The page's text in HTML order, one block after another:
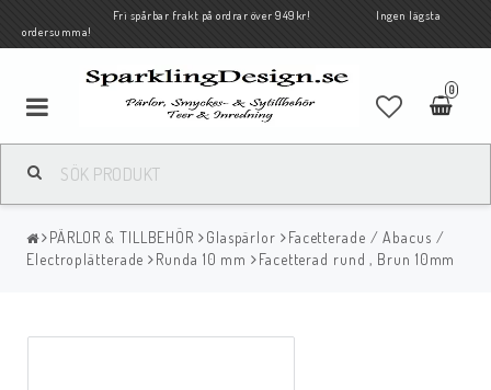
Fri spårbar frakt på ordrar över 949kr! Ingen lägsta
ordersumma!
0
PÄRLOR & TILLBEHÖR Glaspärlor
Facetterade / Abacus /
Electroplätterade
Runda 10 mm Facetterad rund , Brun 10mm